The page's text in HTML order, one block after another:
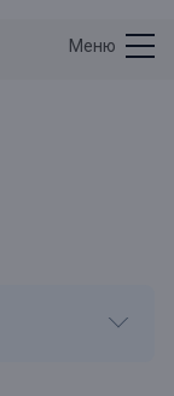
Меню